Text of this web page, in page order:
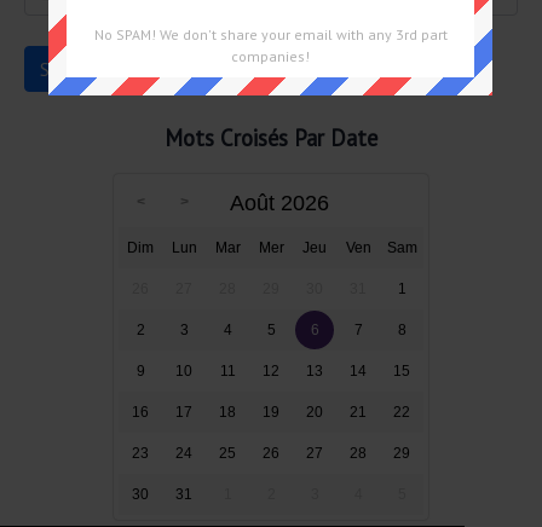
Mots Croisés Par Date
Août 2026
Dim Lun Mar Mer Jeu Ven Sam
1
2 3 4 5 6 7 8
9 10 11 12 13 14 15
16 17 18 19 20 21 22
23 24 25 26 27 28 29
30 31
No SPAM! We don't share your email with any 3rd part
companies!